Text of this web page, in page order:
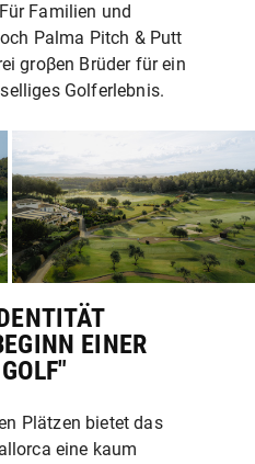
Familien und
Palma Pitch & Putt
groβen Brüder für ein
Golferlebnis.
EINER
Plätzen bietet das
eine kaum